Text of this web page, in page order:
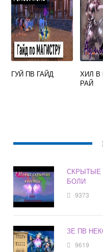
ГУЙ ПВ ГАЙД
ХИЛ В
РАЙ
СКРЫТЫЕ
БОЛИ
9373
ЗЕ ПВ
9619